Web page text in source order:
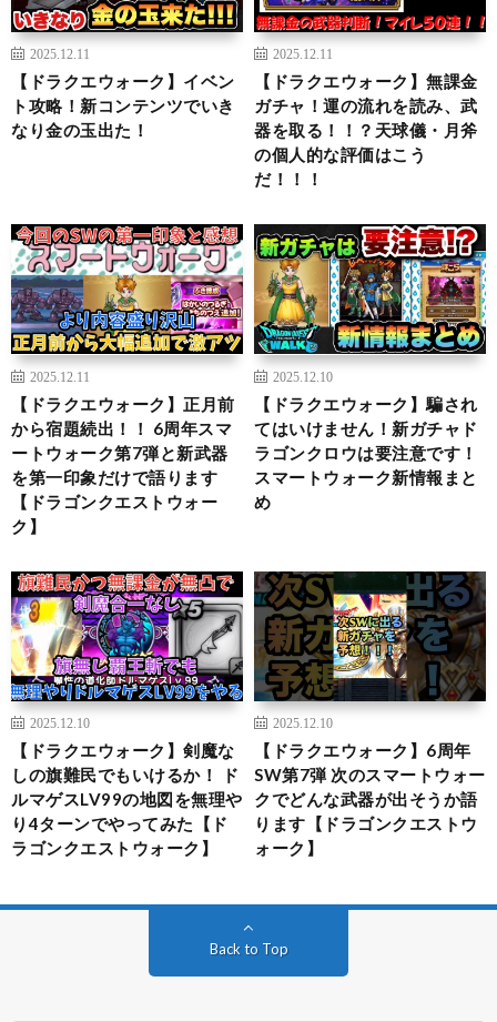
2025.12.11
【ドラクエウォーク】イベン
ト攻略！新コンテンツでいき
なり金の玉出た！
2025.12.11
【ドラクエウォーク】無課金
ガチャ！運の流れを読み、武
器を取る！！？天球儀・月斧
の個人的な評価はこう
だ！！！
2025.12.11
【ドラクエウォーク】正月前
から宿題続出！！ 6周年スマ
ートウォーク第7弾と新武器
を第一印象だけで語ります
【ドラゴンクエストウォー
ク】
2025.12.10
【ドラクエウォーク】騙され
てはいけません！新ガチャド
ラゴンクロウは要注意です！
スマートウォーク新情報まと
め
2025.12.10
【ドラクエウォーク】剣魔な
しの旗難民でもいけるか！ ド
ルマゲスLV99の地図を無理や
り4ターンでやってみた【ド
ラゴンクエストウォーク】
2025.12.10
【ドラクエウォーク】6周年
SW第7弾 次のスマートウォー
クでどんな武器が出そうか語
ります【ドラゴンクエストウ
ォーク】
Back to Top